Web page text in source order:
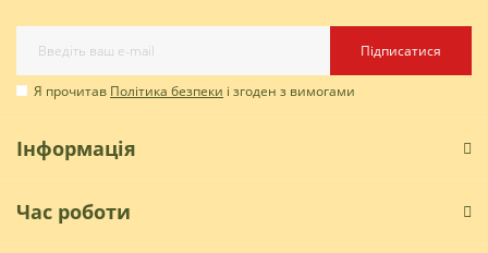
Підписатися
Я прочитав Політика безпеки і згоден з вимогами
Інформація
Час роботи